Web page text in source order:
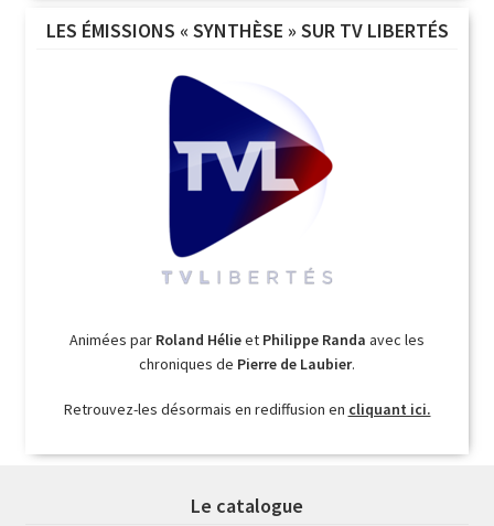
LES ÉMISSIONS « SYNTHÈSE » SUR TV LIBERTÉS
Animées par Roland Hélieet Philippe Randa avec les
chroniques de Pierre de Laubier.
Retrouvez-les désormais en rediffusion en cliquant ici.
Le catalogue